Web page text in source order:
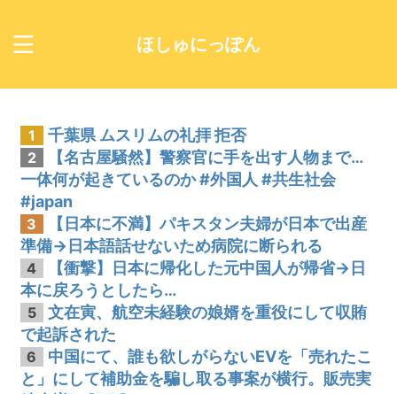
ほしゅにっぽん
1 千葉県 ムスリムの礼拝 拒否
2
【名古屋騒然】警察官に手を出す人物まで…
一体何が起きているのか #外国人 #共生社会
#japan
3
【日本に不満】パキスタン夫婦が日本で出産
準備→日本語話せないため病院に断られる
4
【衝撃】日本に帰化した元中国人が帰省→日
本に戻ろうとしたら…
5
文在寅、航空未経験の娘婿を重役にして収賄
で起訴された
6
中国にて、誰も欲しがらないEVを「売れたこ
と」にして補助金を騙し取る事案が横行。販売実